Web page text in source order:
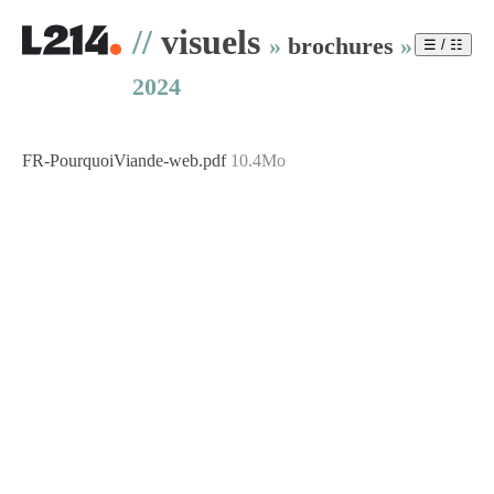
// visuels » brochures »
2024
FR-PourquoiViande-web.pdf 10.4Mo
☰ / ☷